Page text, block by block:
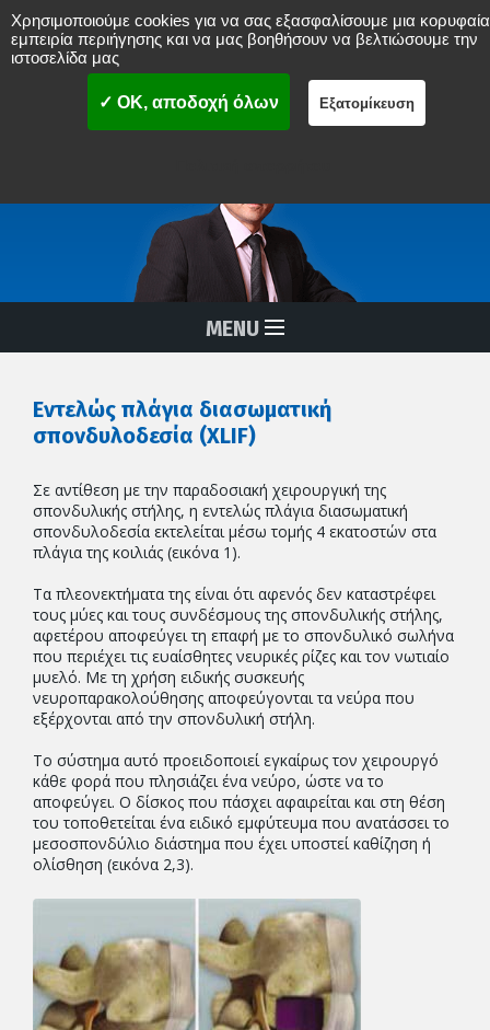
Νικόλαος Δ. Μπενάρδος
ΣΠΟΝΔΥΛΙΚΗΣ ΣΤΗΛΗΣ
MISS
(Ελάχιστα επεμβατική χειρουργική σπονδυλικής στήλης)
Διαδερμικές Αναίμακτες Επεμβάσεις Σπονδυλικής Στήλης
MENU
Εντελώς πλάγια διασωματική
σπονδυλοδεσία (XLIF)
Σε αντίθεση με την παραδοσιακή χειρουργική της
σπονδυλικής στήλης, η εντελώς πλάγια διασωματική
σπονδυλοδεσία εκτελείται μέσω τομής 4 εκατοστών στα
πλάγια της κοιλιάς (εικόνα 1).
Τα πλεονεκτήματα της είναι ότι αφενός δεν καταστρέφει
τους μύες και τους συνδέσμους της σπονδυλικής στήλης,
αφετέρου αποφεύγει τη επαφή με το σπονδυλικό σωλήνα
που περιέχει τις ευαίσθητες νευρικές ρίζες και τον νωτιαίο
μυελό. Με τη χρήση ειδικής συσκευής
νευροπαρακολούθησης αποφεύγονται τα νεύρα που
εξέρχονται από την σπονδυλική στήλη.
Το σύστημα αυτό προειδοποιεί εγκαίρως τον χειρουργό
κάθε φορά που πλησιάζει ένα νεύρο, ώστε να το
αποφεύγει. Ο δίσκος που πάσχει αφαιρείται και στη θέση
του τοποθετείται ένα ειδικό εμφύτευμα που ανατάσσει το
μεσοσπονδύλιο διάστημα που έχει υποστεί καθίζηση ή
ολίσθηση (εικόνα 2,3).
Χρησιμοποιούμε cookies για να σας εξασφαλίσουμε μια κορυφαία
εμπειρία περιήγησης και να μας βοηθήσουν να βελτιώσουμε την
ιστοσελίδα μας
✓ OK, αποδοχή όλων Εξατομίκευση